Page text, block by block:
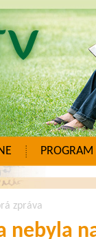
PROGRAM
zpráva
nebyla